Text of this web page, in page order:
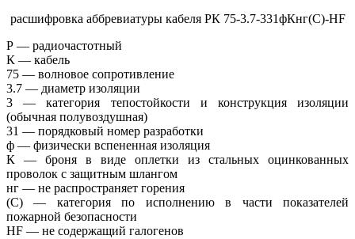
расшифровка аббревиатуры кабеля РК 75-3.7-331фКнг(С)-HF
Р — радиочастотный
К — кабель
75 — волновое сопротивление
3.7 — диаметр изоляции
3 — категория тепостойкости и конструкция изоляции
(обычная полувоздушная)
31 — порядковый номер разработки
ф — физически вспененная изоляция
К — броня в виде оплетки из стальных оцинкованных
проволок с защитным шлангом
нг — не распространяет горения
(С) — категория по исполнению в части показателей
пожарной безопасности
HF — не содержащий галогенов